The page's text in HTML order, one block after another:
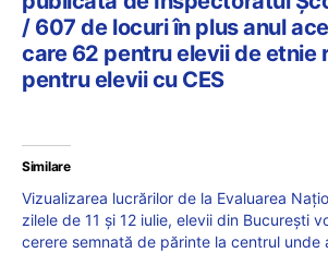
/ 607 de locuri în plus anul
care 62 pentru elevii de etnie
pentru elevii cu CES
Similare
Vizualizarea lucrărilor de la Evaluarea
zilele de 11 și 12 iulie, elevii din București
cerere semnată de părinte la centrul unde